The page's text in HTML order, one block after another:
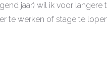
jaar) wil ik voor
te werken of stage te